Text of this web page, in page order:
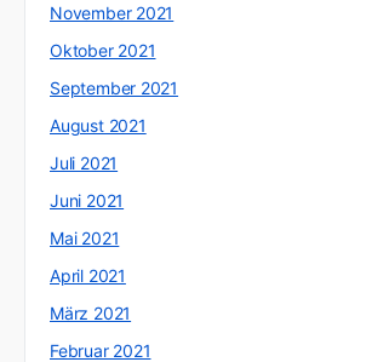
November 2021
Oktober 2021
September 2021
August 2021
Juli 2021
Juni 2021
Mai 2021
April 2021
März 2021
Februar 2021